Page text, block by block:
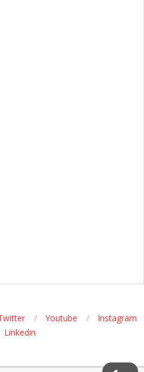
Youtube
Instagram
Linkedin